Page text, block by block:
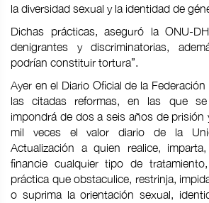
la diversidad sexual y la identidad de
Dichas prácticas, aseguró la ONU-
denigrantes y discriminatorias,
podrían constituir tortura”.
Ayer en el Diario Oficial de la
las citadas reformas, en las que
impondrá de dos a seis años de prisión
mil veces el valor diario de la
Actualización a quien realice,
financie cualquier tipo de
práctica que obstaculice, restrinja,
o suprima la orientación sexual,